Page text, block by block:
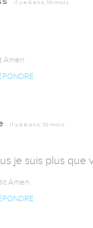
Il y a 6 ans, 10 mois
Amen
Il y a 6 ans, 10 mois
je suis plus que
Amen